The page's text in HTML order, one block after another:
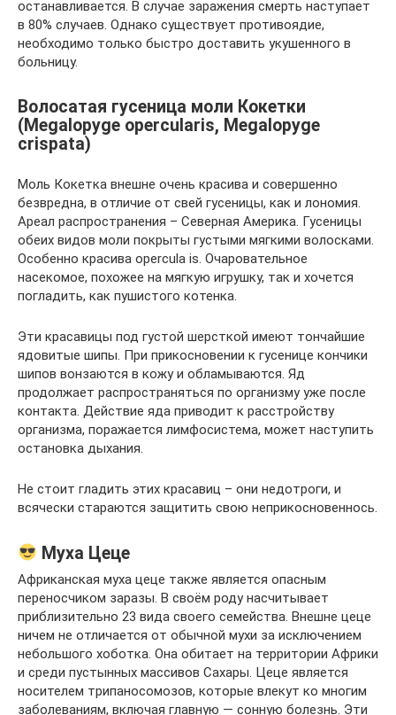
останавливается. В случае заражения смерть наступает
в 80% случаев. Однако существует противоядие,
необходимо только быстро доставить укушенного в
больницу.
Волосатая гусеница моли Кокетки
(Megalopyge opercularis, Megalopyge
crispata)
Моль Кокетка внешне очень красива и совершенно
безвредна, в отличие от свей гусеницы, как и лономия.
Ареал распространения – Северная Америка. Гусеницы
обеих видов моли покрыты густыми мягкими волосками.
Особенно красива opercula is. Очаровательное
насекомое, похожее на мягкую игрушку, так и хочется
погладить, как пушистого котенка.
Эти красавицы под густой шерсткой имеют тончайшие
ядовитые шипы. При прикосновении к гусенице кончики
шипов вонзаются в кожу и обламываются. Яд
продолжает распространяться по организму уже после
контакта. Действие яда приводит к расстройству
организма, поражается лимфосистема, может наступить
остановка дыхания.
Не стоит гладить этих красавиц – они недотроги, и
всячески стараются защитить свою неприкосновеннось.
Муха Цеце
Африканская муха цеце также является опасным
переносчиком заразы. В своём роду насчитывает
приблизительно 23 вида своего семейства. Внешне цеце
ничем не отличается от обычной мухи за исключением
небольшого хоботка. Она обитает на территории Африки
и среди пустынных массивов Сахары. Цеце является
носителем трипаносомозов, которые влекут ко многим
заболеваниям, включая главную — сонную болезнь. Эти